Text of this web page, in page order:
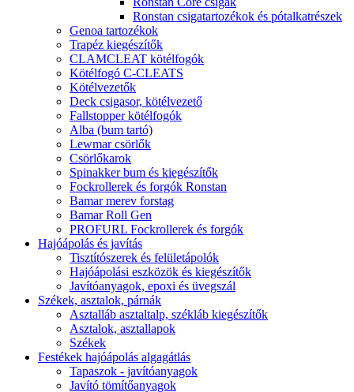
Ronstan csigatartozékok és pótalkatrészek
Genoa tartozékok
Trapéz kiegészítők
CLAMCLEAT kötélfogók
Kötélfogó C-CLEATS
Kötélvezetők
Deck csigasor, kötélvezető
Fallstopper kötélfogók
Alba (bum tartó)
Lewmar csörlők
Csörlőkarok
Spinakker bum és kiegészítők
Fockrollerek és forgók Ronstan
Bamar merev forstag
Bamar Roll Gen
PROFURL Fockrollerek és forgók
Hajóápolás és javítás
Tisztítószerek és felületápolók
Hajóápolási eszközök és kiegészítők
Javítóanyagok, epoxi és üvegszál
Székek, asztalok, párnák
Asztalláb asztaltalp, székláb kiegészítők
Asztalok, asztallapok
Székek
Festékek hajóápolás algagátlás
Tapaszok - javítóanyagok
Javító tömítőanyagok